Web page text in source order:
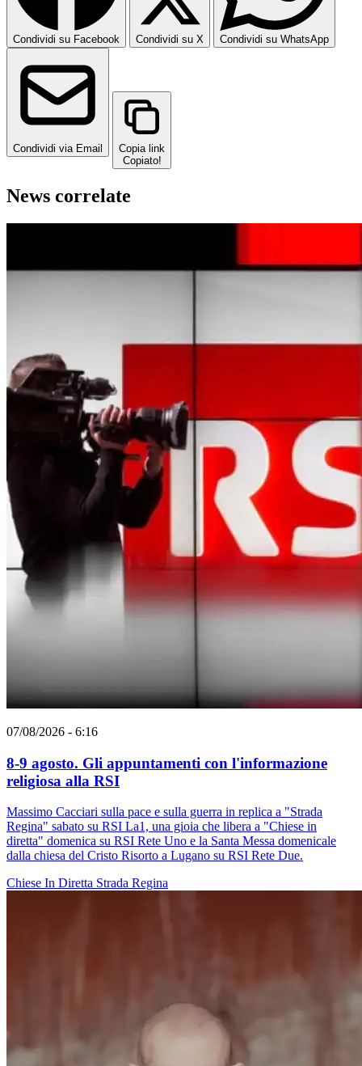
Condividi su Facebook Condividi su X Condividi su WhatsApp
Condividi via Email
Copia link
Copiato!
News correlate
07/08/2026 - 6:16
8-9 agosto. Gli appuntamenti con l'informazione
religiosa alla RSI
Massimo Cacciari sulla pace e sulla guerra in replica a "Strada
Regina" sabato su RSI La1, una gioia che libera a "Chiese in
diretta" domenica su RSI Rete Uno e la Santa Messa domenicale
dalla chiesa del Cristo Risorto a Lugano su RSI Rete Due.
Chiese In Diretta Strada Regina